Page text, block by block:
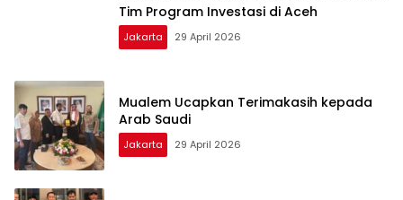
Tim Program Investasi di Aceh
Jakarta 29 April 2026
Mualem Ucapkan Terimakasih kepada
Arab Saudi
Jakarta 29 April 2026